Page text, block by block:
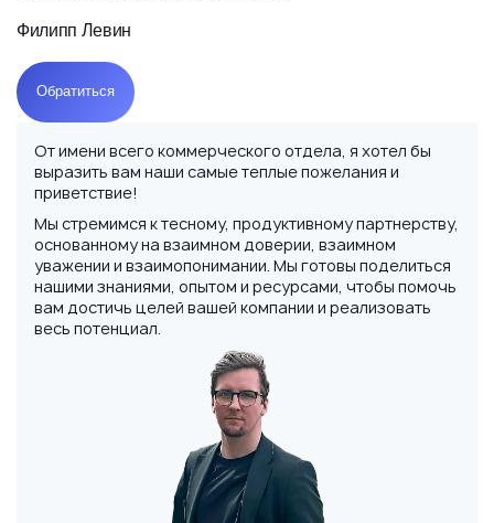
Филипп Левин
Обратиться
От имени всего коммерческого отдела, я хотел бы
выразить вам наши самые теплые пожелания и
приветствие!
Мы стремимся к тесному, продуктивному партнерству,
основанному на взаимном доверии, взаимном
уважении и взаимопонимании. Мы готовы поделиться
нашими знаниями, опытом и ресурсами, чтобы помочь
вам достичь целей вашей компании и реализовать
весь потенциал.